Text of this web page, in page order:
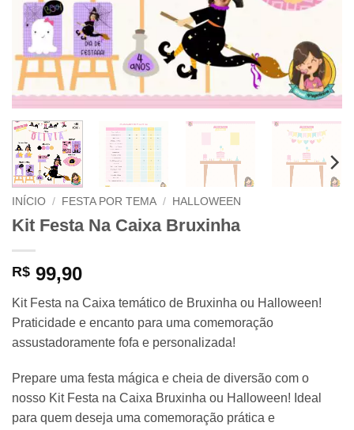
INÍCIO / FESTA POR TEMA / HALLOWEEN
Kit Festa Na Caixa Bruxinha
R$ 99,90
Kit Festa na Caixa temático de Bruxinha ou Halloween!
Praticidade e encanto para uma comemoração
assustadoramente fofa e personalizada!
Prepare uma festa mágica e cheia de diversão com o
nosso Kit Festa na Caixa Bruxinha ou Halloween! Ideal
para quem deseja uma comemoração prática e